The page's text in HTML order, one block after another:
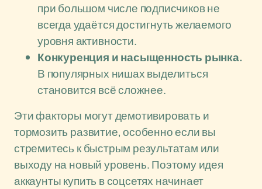
при большом числе подписчиков не
всегда удаётся достигнуть желаемого
уровня активности.
Конкуренция и насыщенность рынка.
В популярных нишах выделиться
становится всё сложнее.
Эти факторы могут демотивировать и
тормозить развитие, особенно если вы
стремитесь к быстрым результатам или
выходу на новый уровень. Поэтому идея
аккаунты купить в соцсетях начинает